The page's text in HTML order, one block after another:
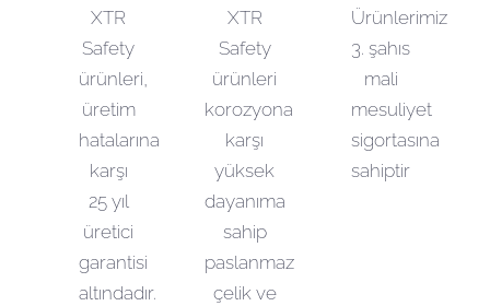
XTR
Safety
ürünleri,
üretim
hatalarına
karşı
25 yıl
üretici
garantisi
altındadır.
XTR
Safety
ürünleri
korozyona
karşı
yüksek
dayanıma
sahip
paslanmaz
çelik ve
Ürünlerimiz
3. şahıs
mali
mesuliyet
sigortasına
sahiptir